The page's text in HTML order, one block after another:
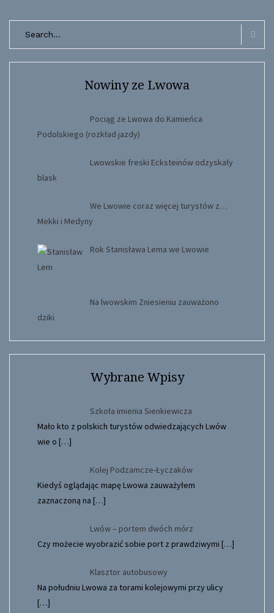
Search
Nowiny ze Lwowa
Pociąg ze Lwowa do Kamieńca
Podolskiego (rozkład jazdy)
Lwowskie freski Ecksteinów odzyskały
blask
We Lwowie coraz więcej turystów z…
Mekki i Medyny
Rok Stanisława Lema we Lwowie
Na lwowskim Zniesieniu zauważono
dziki
Wybrane Wpisy
Szkoła imienia Sienkiewicza
Mało kto z polskich turystów odwiedzających Lwów
wie o […]
Kolej Podzamcze-Łyczaków
Kiedyś oglądając mapę Lwowa zauważyłem
zaznaczoną na […]
Lwów – portem dwóch mórz
Czy możecie wyobrazić sobie port z prawdziwymi […]
Klasztor autobusowy
Na południu Lwowa za torami kolejowymi przy ulicy
[…]